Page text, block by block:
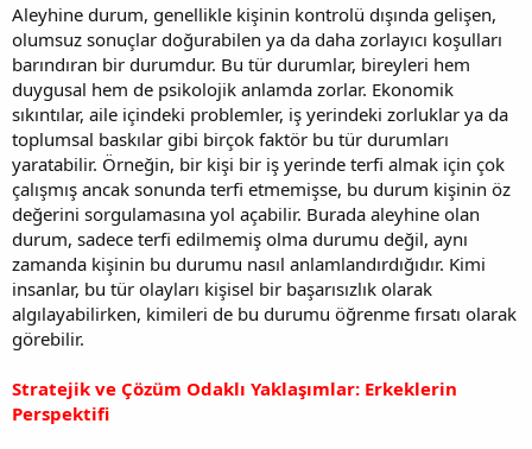
Aleyhine durum, genellikle kişinin kontrolü dışında gelişen,
olumsuz sonuçlar doğurabilen ya da daha zorlayıcı koşulları
barındıran bir durumdur. Bu tür durumlar, bireyleri hem
duygusal hem de psikolojik anlamda zorlar. Ekonomik
sıkıntılar, aile içindeki problemler, iş yerindeki zorluklar ya da
toplumsal baskılar gibi birçok faktör bu tür durumları
yaratabilir. Örneğin, bir kişi bir iş yerinde terfi almak için çok
çalışmış ancak sonunda terfi etmemişse, bu durum kişinin öz
değerini sorgulamasına yol açabilir. Burada aleyhine olan
durum, sadece terfi edilmemiş olma durumu değil, aynı
zamanda kişinin bu durumu nasıl anlamlandırdığıdır. Kimi
insanlar, bu tür olayları kişisel bir başarısızlık olarak
algılayabilirken, kimileri de bu durumu öğrenme fırsatı olarak
görebilir.
Stratejik ve Çözüm Odaklı Yaklaşımlar: Erkeklerin
Perspektifi